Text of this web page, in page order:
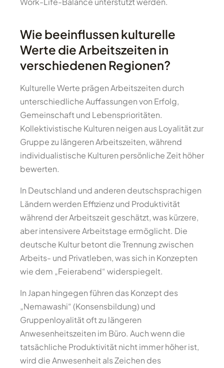
Wie beeinflussen kulturelle
Werte die Arbeitszeiten in
verschiedenen Regionen?
Kulturelle Werte prägen Arbeitszeiten durch
unterschiedliche Auffassungen von Erfolg,
Gemeinschaft und Lebensprioritäten.
Kollektivistische Kulturen neigen aus Loyalität zur
Gruppe zu längeren Arbeitszeiten, während
individualistische Kulturen persönliche Zeit höher
bewerten.
In Deutschland und anderen deutschsprachigen
Ländern werden Effizienz und Produktivität
während der Arbeitszeit geschätzt, was kürzere,
aber intensivere Arbeitstage ermöglicht. Die
deutsche Kultur betont die Trennung zwischen
Arbeits- und Privatleben, was sich in Konzepten
wie dem „Feierabend“ widerspiegelt.
In Japan hingegen führen das Konzept des
„Nemawashi“ (Konsensbildung) und
Gruppenloyalität oft zu längeren
Anwesenheitszeiten im Büro. Auch wenn die
tatsächliche Produktivität nicht immer höher ist,
wird die Anwesenheit als Zeichen des